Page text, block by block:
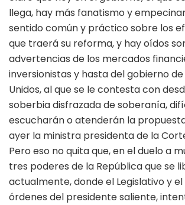
llega, hay más fanatismo y
sentido común y práctico sobre los
que traerá su reforma, y hay oídos
advertencias de los mercados
inversionistas y hasta del gobierno de
Unidos, al que se le contesta con
soberbia disfrazada de soberanía,
escucharán o atenderán la
ayer la ministra presidenta de la
Pero eso no quita que, en el duelo a
tres poderes de la República que se
actualmente, donde el Legislativo y el
órdenes del presidente saliente,